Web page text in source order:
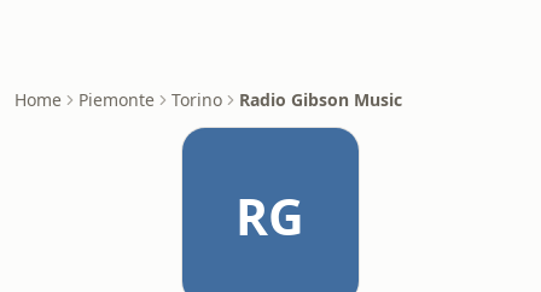
Home Piemonte Torino Radio Gibson Music
RG